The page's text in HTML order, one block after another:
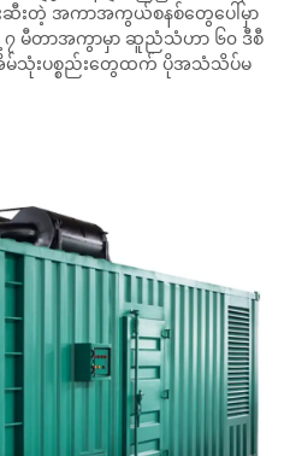
ဆီးတဲ့ အကာအကွယ်စနစ်တွေပေါ်မှာ
၇ မီတာအကွာမှာ ဆူညံသံဟာ ၆၀ ဒီစီ
မ်သုံးပစ္စည်းတွေထက် ပိုအသံသိပ်မ